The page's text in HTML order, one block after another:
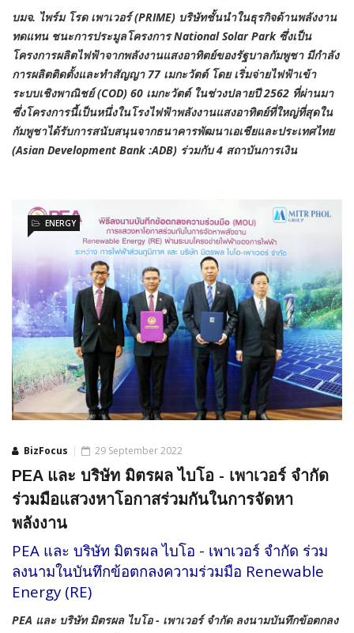
บมจ. ไพร์ม โรด เพาเวอร์ (PRIME) บริษัทชั้นนำในธุรกิจด้านพลังงาน
ทดแทน ชนะการประมูลโครงการ National Solar Park ซึ่งเป็น
โครงการผลิตไฟฟ้าจากพลังงานแสงอาทิตย์ของรัฐบาลกัมพูชา มีกำลัง
การผลิตติดตั้งและทำสัญญา 77 เมกะวัตต์ โดย เริ่มจ่ายไฟฟ้าเข้า
ระบบเชิงพาณิชย์ (COD) 60 เมกะวัตต์ ในช่วงปลายปี 2562 ที่ผ่านมา
ซึ่งโครงการนี้เป็นหนึ่งในโรงไฟฟ้าพลังงานแสงอาทิตย์ที่ใหญ่ที่สุดใน
กัมพูชาได้รับการสนับสนุนจากธนาคารพัฒนาเอเชียและประเทศไทย
(Asian Development Bank :ADB) ร่วมกับ 4 สถาบันการเงิน
BizFocus
ENERGY
29 September 2022
PEA และ บริษัท มิตรผล ไบโอ - เพาเวอร์ จำกัด
ร่วมมือแสวงหาโอกาสร่วมกันในการจัดหา
พลังงาน
PEA และ บริษัท มิตรผล ไบโอ - เพาเวอร์ จำกัด ร่วม
ลงนามในบันทึกข้อตกลงความร่วมมือ Renewable
Energy (RE)
PEA และ บริษัท มิตรผล ไบโอ - เพาเวอร์ จำกัด ลงนามบันทึกข้อตกลง